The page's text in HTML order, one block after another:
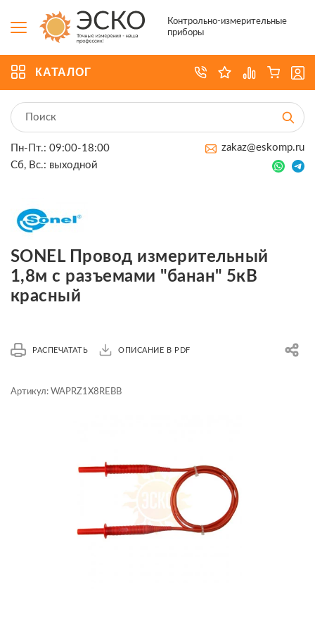
Контрольно-измерительные
приборы
КАТАЛОГ
Пн-Пт.: 09:00-18:00
Сб, Вс.: выходной
zakaz@eskomp.ru
SONEL Провод измерительный
1,8м с разъемами "банан" 5кВ
красный
РАСПЕЧАТАТЬ ОПИСАНИЕ В PDF
Артикул: WAPRZ1X8REBB